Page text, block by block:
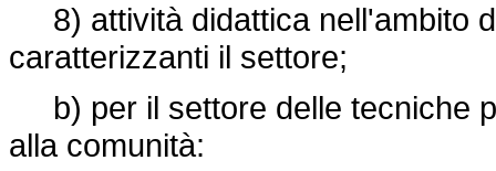
8) attività didattica nell'ambito
caratterizzanti il settore;
b) per il settore delle tecniche
alla comunità: